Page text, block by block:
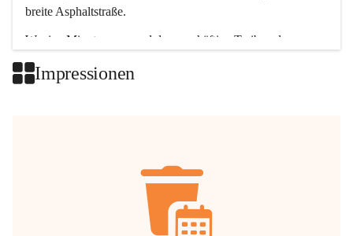
breite Asphaltstraße.
Wenige Minuten nur, und das geschäftige Treiben der
Impressionen